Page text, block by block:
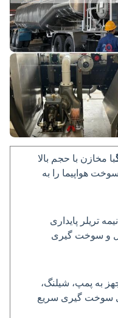
با مخازن با حجم بالا
هواپیما را به
تریلر پایداری
و سوخت گیری
به پمپ، شیلنگ،
سوخت گیری سریع